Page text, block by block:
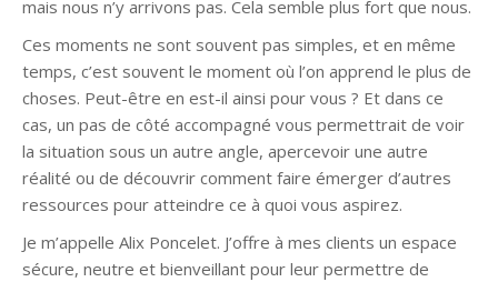
mais nous n’y arrivons pas. Cela semble plus fort que nous.
Ces moments ne sont souvent pas simples, et en même
temps, c’est souvent le moment où l’on apprend le plus de
choses. Peut-être en est-il ainsi pour vous ? Et dans ce
cas, un pas de côté accompagné vous permettrait de voir
la situation sous un autre angle, apercevoir une autre
réalité ou de découvrir comment faire émerger d’autres
ressources pour atteindre ce à quoi vous aspirez.
Je m’appelle Alix Poncelet. J’offre à mes clients un espace
sécure, neutre et bienveillant pour leur permettre de